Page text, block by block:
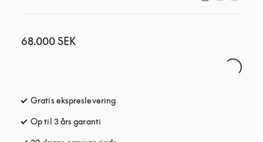
68.000 SEK
Gratis ekspreslevering
Op til 3 års garanti